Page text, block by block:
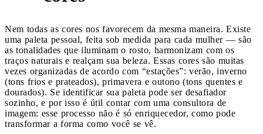
Nem todas as cores nos favorecem da mesma maneira. Existe
uma paleta pessoal, feita sob medida para cada mulher — são
as tonalidades que iluminam o rosto, harmonizam com os
traços naturais e realçam sua beleza. Essas cores são muitas
vezes organizadas de acordo com “estações”: verão, inverno
(tons frios e prateados), primavera e outono (tons quentes e
dourados). Se identificar sua paleta pode ser desafiador
sozinho, e por isso é útil contar com uma consultora de
imagem: esse processo não é só enriquecedor, como pode
transformar a forma como você se vê.